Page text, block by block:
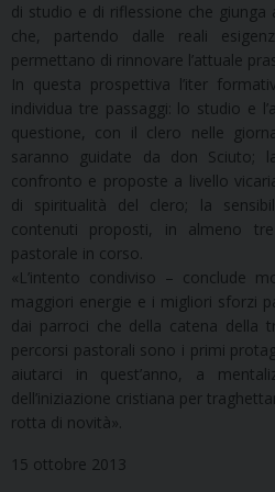
di studio e di riflessione che giunga
che, partendo dalle reali
permettano di rinnovare l’attuale
In questa prospettiva l’iter
individua tre passaggi: lo studio e
questione, con il clero nelle
saranno guidate da don Sciuto;
confronto e proposte a livello
di spiritualità del clero; la
contenuti proposti, in almeno tre
pastorale in corso.
«L’intento condiviso – conclude
maggiori energie e i migliori sforzi
dai parroci che della catena della
percorsi pastorali sono i primi
aiutarci in quest’anno, a
dell’iniziazione cristiana per
rotta di novità».
15 ottobre 2013